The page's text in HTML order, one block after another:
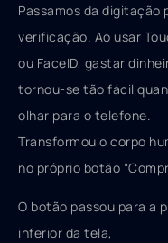
Passamos da digitação
verificação. Ao usar
ou FaceID, gastar
tornou-se tão fácil
olhar para o telefone.
Transformou o corpo
no próprio botão
O botão passou para a
inferior da tela,